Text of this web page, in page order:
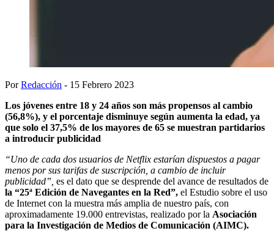
PorRedacción - 15 Febrero 2023
Los jóvenes entre 18 y 24 años son más propensos al cambio
(56,8%), y el porcentaje disminuye según aumenta la edad, ya
que solo el 37,5% de los mayores de 65 se muestran partidarios
a introducir publicidad
“Uno de cada dos usuarios de Netflix estarían dispuestos a pagar
menos por sus tarifas de suscripción, a cambio de incluir
publicidad”, es el dato que se desprende del avance de resultados de
la “25ª Edición de Navegantes en la Red”, el Estudio sobre el uso
de Internet con la muestra más amplia de nuestro país, con
aproximadamente 19.000 entrevistas, realizado por la Asociación
para la Investigación de Medios de Comunicación (AIMC).